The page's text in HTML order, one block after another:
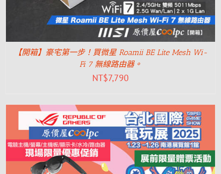
【開箱】豪宅第一步！買微星 Roamii BE Lite Mesh Wi-
Fi 7 無線路由器。
NT$7,790